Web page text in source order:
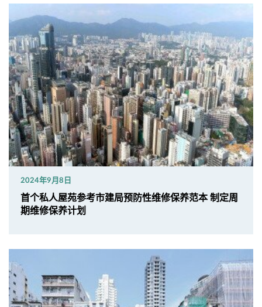
2024年9月8日
首个私人屋苑参考市建局预防性维修保养范本 制定周
期维修保养计划